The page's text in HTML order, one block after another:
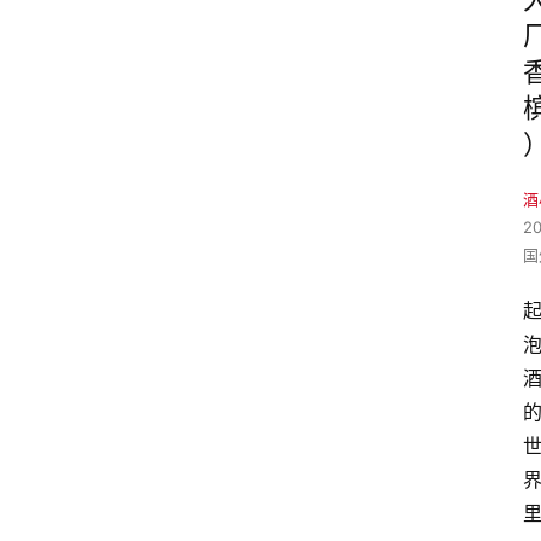
起
泡
酒
的
世
界
里